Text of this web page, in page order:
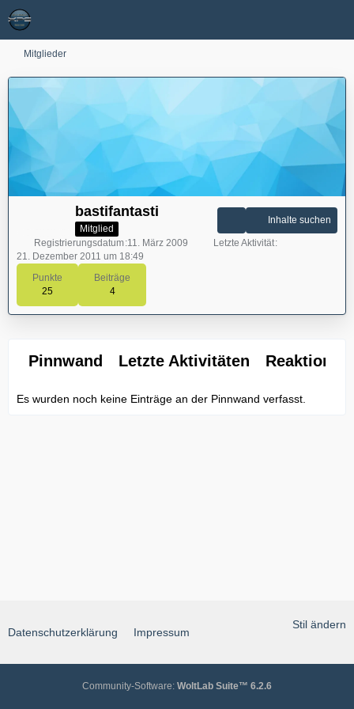
Mitglieder
bastifantasti
Mitglied
Punkte
25
Beiträge
4
Inhalte suchen
Registrierungsdatum 11. März 2009
Letzte Aktivität
21. Dezember 2011 um 18:49
Pinnwand Letzte Aktivitäten Reaktionen
Es wurden noch keine Einträge an der Pinnwand verfasst.
Stil ändern
Datenschutzerklärung Impressum
Community-Software: WoltLab Suite™ 6.2.6